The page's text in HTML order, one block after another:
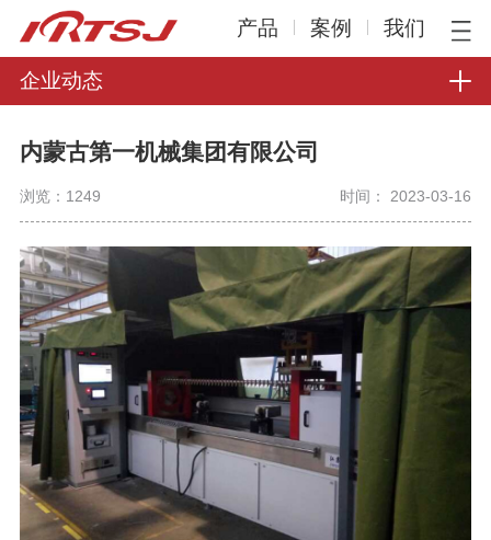
产品 案例 我们
企业动态
内蒙古第一机械集团有限公司
浏览： 1249 时间： 2023-03-16